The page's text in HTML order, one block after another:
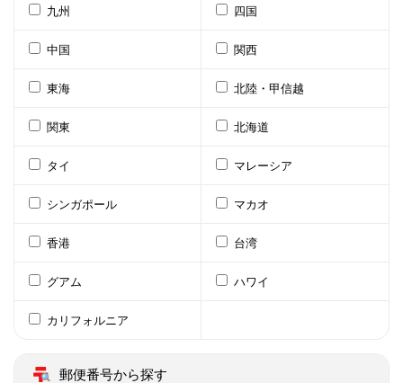
九州 四国
中国 関西
東海 北陸・甲信越
関東 北海道
タイ マレーシア
シンガポール マカオ
香港 台湾
グアム ハワイ
カリフォルニア
郵便番号から探す